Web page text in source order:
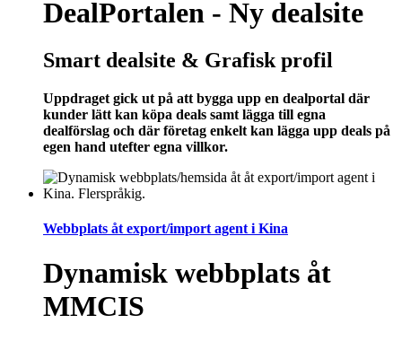
DealPortalen - Ny dealsite
Smart dealsite & Grafisk profil
Uppdraget gick ut på att bygga upp en dealportal där
kunder lätt kan köpa deals samt lägga till egna
dealförslag och där företag enkelt kan lägga upp deals på
egen hand utefter egna villkor.
Webbplats åt export/import agent i Kina
Dynamisk webbplats åt
MMCIS